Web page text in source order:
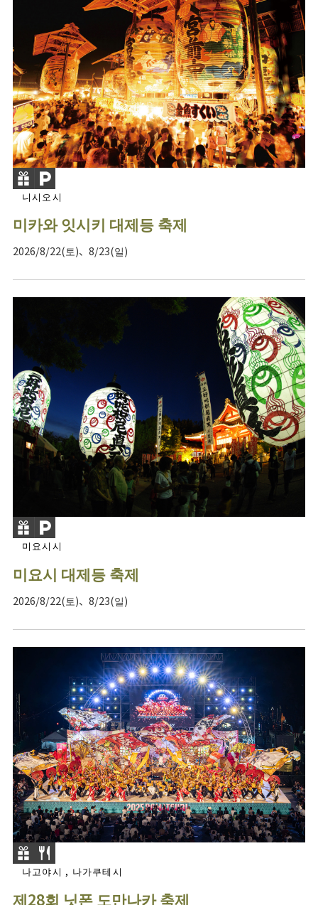
니시오시
미카와 잇시키 대제등 축제
2026/8/22(토)、8/23(일)
미요시시
미요시 대제등 축제
2026/8/22(토)、8/23(일)
나고야시 , 나가쿠테시
제28회 닛폰 도만나카 축제